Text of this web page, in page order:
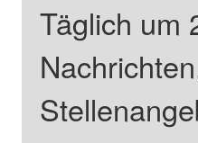
Täglich um